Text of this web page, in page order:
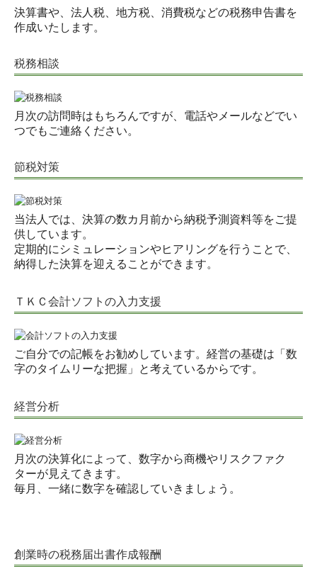
決算書や、法人税、地方税、消費税などの税務申告書を
作成いたします。
税務相談
月次の訪問時はもちろんですが、電話やメールなどでい
つでもご連絡ください。
節税対策
当法人では、決算の数カ月前から納税予測資料等をご提
供しています。
定期的にシミュレーションやヒアリングを行うことで、
納得した決算を迎えることができます。
ＴＫＣ会計ソフトの入力支援
ご自分での記帳をお勧めしています。経営の基礎は「数
字のタイムリーな把握」と考えているからです。
経営分析
月次の決算化によって、数字から商機やリスクファク
ターが見えてきます。
毎月、一緒に数字を確認していきましょう。
創業時の税務届出書作成報酬